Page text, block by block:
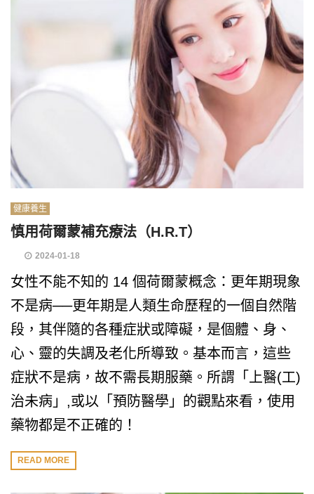
健康養生
慎用荷爾蒙補充療法（H.R.T）
2024-01-18
女性不能不知的 14 個荷爾蒙概念：更年期現象
不是病──更年期是人類生命歷程的一個自然階
段，其伴隨的各種症狀或障礙，是個體、身、
心、靈的失調及老化所導致。基本而言，這些
症狀不是病，故不需長期服藥。所謂「上醫(工)
治未病」,或以「預防醫學」的觀點來看，使用
藥物都是不正確的！
READ MORE